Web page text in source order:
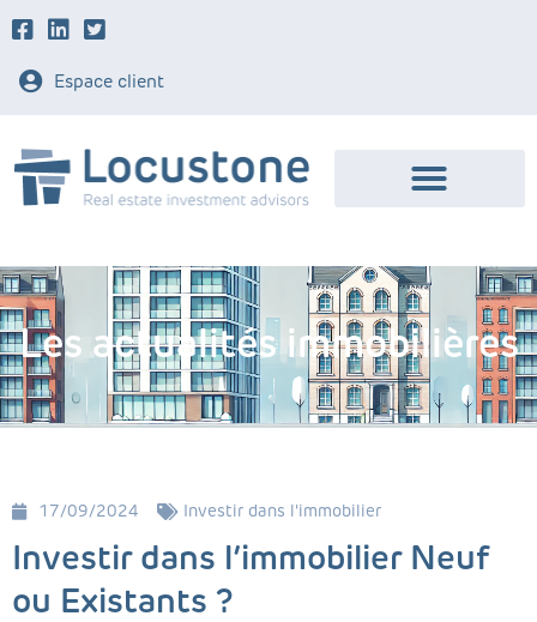
Espace client
Les actualités immobilières
17/09/2024 Investir dans l'immobilier
Investir dans l’immobilier Neuf
ou Existants ?